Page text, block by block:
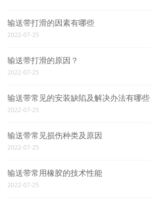
输送带打滑的因素有哪些
2022-07-25
输送带打滑的原因？
2022-07-25
输送带常见的安装缺陷及解决办法有哪些
2022-07-25
输送带常见损伤种类及原因
2022-07-25
输送带常用橡胶的技术性能
2022-07-25